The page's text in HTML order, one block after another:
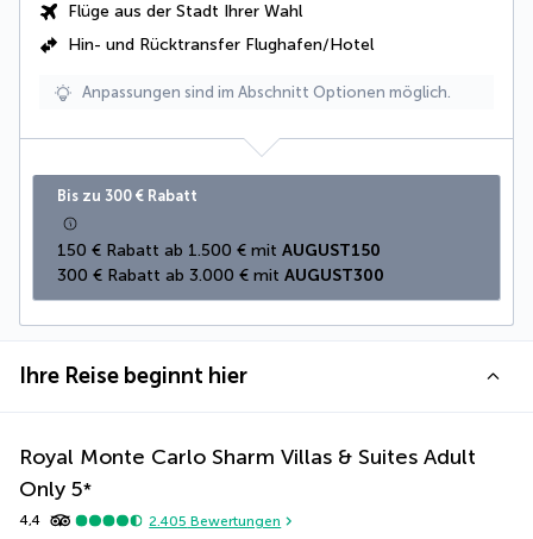
Flüge aus der Stadt Ihrer Wahl
Hin- und Rücktransfer Flughafen/Hotel
Anpassungen sind im Abschnitt Optionen möglich.
Bis zu 300 € Rabatt
150 € Rabatt ab 1.500 € mit AUGUST150
300 € Rabatt ab 3.000 € mit AUGUST300
Ihre Reise beginnt hier
Royal Monte Carlo Sharm Villas & Suites Adult
Only 5*
4,4 2.405 Bewertungen